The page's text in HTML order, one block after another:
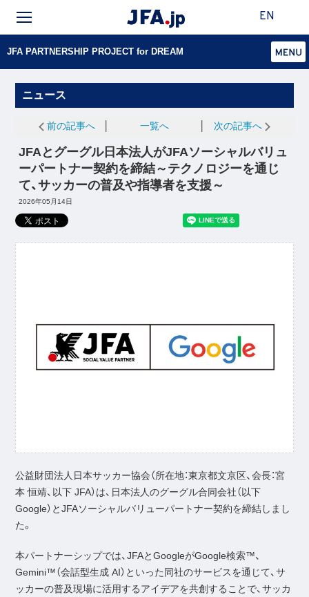
EN
JFA PARTNERSHIP PROJECT for DREAM
ニュース
前の記事へ 一覧へ 次の記事へ
JFAとグーグル日本法人がJFAソーシャルバリュ
ーパートナー契約を締結～テクノロジーを通じ
て、サッカーの普及や指導者を支援～
2026年05月14日
公益財団法人日本サッカー協会（所在地：東京都文京区、会長：宮
本 恒靖、以下 JFA）は、日本法人のグーグル合同会社（以下
Google）とJFAソーシャルバリューパートナー契約を締結しまし
た。
本パートナーシップでは、JFAとGoogleがGoogle検索™、
Gemini™（会話型生成 AI）といった同社のサービスを通じて、サ
ッカーの普及現場に活用するアイデアを共創することで、サッカ